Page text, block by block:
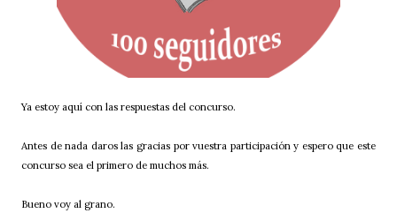
Ya estoy aquí con las respuestas del concurso.
Antes de nada daros las gracias por vuestra participación y espero que este
concurso sea el primero de muchos más.
Bueno voy al grano.